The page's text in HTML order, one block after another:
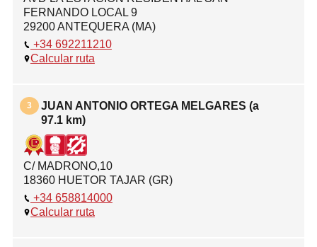
FERNANDO LOCAL 9
29200 ANTEQUERA (MA)
+34 692211210
Calcular ruta
3
JUAN ANTONIO ORTEGA MELGARES (a
97.1 km)
C/ MADRONO,10
18360 HUETOR TAJAR (GR)
+34 658814000
Calcular ruta